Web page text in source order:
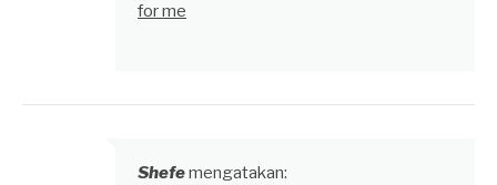
for me
Shefemengatakan: